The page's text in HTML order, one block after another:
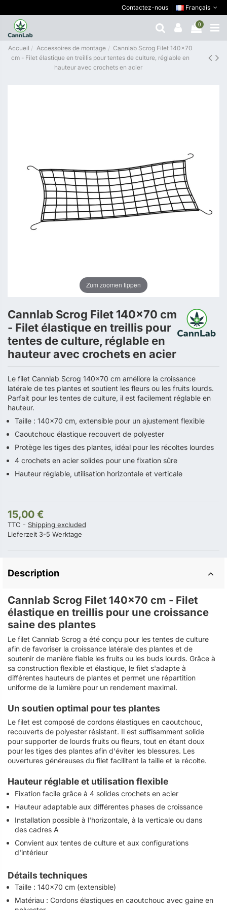
Contactez-nous Français
0
Accueil Accessoires de montage
Cannlab Scrog Filet 140x70
cm - Filet élastique en treillis pour tentes de culture, réglable en
hauteur avec crochets en acier
Zum zoomen tippen
Cannlab Scrog Filet 140x70 cm
- Filet élastique en treillis pour
tentes de culture, réglable en
hauteur avec crochets en acier
Le filet Cannlab Scrog 140x70 cm améliore la croissance
latérale de tes plantes et soutient les fleurs ou les fruits lourds.
Parfait pour les tentes de culture, il est facilement réglable en
hauteur.
Taille : 140x70 cm, extensible pour un ajustement flexible
Caoutchouc élastique recouvert de polyester
Protège les tiges des plantes, idéal pour les récoltes lourdes
4 crochets en acier solides pour une fixation sûre
Hauteur réglable, utilisation horizontale et verticale
15,00 €
TTC
Shipping excluded
Lieferzeit 3-5 Werktage
Description
Cannlab Scrog Filet 140x70 cm - Filet
élastique en treillis pour une croissance
saine des plantes
Le filet Cannlab Scrog a été conçu pour les tentes de culture
afin de favoriser la croissance latérale des plantes et de
soutenir de manière fiable les fruits ou les buds lourds. Grâce à
sa construction flexible et élastique, le filet s'adapte à
différentes hauteurs de plantes et permet une répartition
uniforme de la lumière pour un rendement maximal.
Un soutien optimal pour tes plantes
Le filet est composé de cordons élastiques en caoutchouc,
recouverts de polyester résistant. Il est suffisamment solide
pour supporter de lourds fruits ou fleurs, tout en étant doux
pour les tiges des plantes afin d'éviter les blessures. Les
ouvertures généreuses du filet facilitent la taille et la récolte.
Hauteur réglable et utilisation flexible
Fixation facile grâce à 4 solides crochets en acier
Hauteur adaptable aux différentes phases de croissance
Installation possible à l'horizontale, à la verticale ou dans
des cadres A
Convient aux tentes de culture et aux configurations
d'intérieur
Détails techniques
Taille : 140x70 cm (extensible)
Matériau : Cordons élastiques en caoutchouc avec gaine en